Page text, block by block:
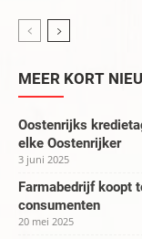
MEER KORT
Oostenrijks
elke Oostenrijker
3 juni 2025
Farmabedrijf koopt
consumenten
20 mei 2025